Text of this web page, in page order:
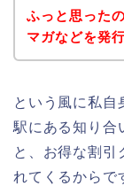
ふっと思った
マガなどを発
という風に私自
駅にある知り合
と、お得な割引
れてくるからで